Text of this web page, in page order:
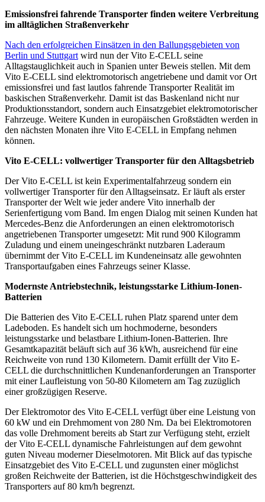
Emissionsfrei fahrende Transporter finden weitere Verbreitung
im alltäglichen Straßenverkehr
Nach den erfolgreichen Einsätzen in den Ballungsgebieten von
Berlin und Stuttgart wird nun der Vito E-CELL seine
Alltagstauglichkeit auch in Spanien unter Beweis stellen. Mit dem
Vito E-CELL sind elektromotorisch angetriebene und damit vor Ort
emissionsfrei und fast lautlos fahrende Transporter Realität im
baskischen Straßenverkehr. Damit ist das Baskenland nicht nur
Produktionsstandort, sondern auch Einsatzgebiet elektromotorischer
Fahrzeuge. Weitere Kunden in europäischen Großstädten werden in
den nächsten Monaten ihre Vito E-CELL in Empfang nehmen
können.
Vito E-CELL: vollwertiger Transporter für den Alltagsbetrieb
Der Vito E-CELL ist kein Experimentalfahrzeug sondern ein
vollwertiger Transporter für den Alltagseinsatz. Er läuft als erster
Transporter der Welt wie jeder andere Vito innerhalb der
Serienfertigung vom Band. Im engen Dialog mit seinen Kunden hat
Mercedes-Benz die Anforderungen an einen elektromotorisch
angetriebenen Transporter umgesetzt: Mit rund 900 Kilogramm
Zuladung und einem uneingeschränkt nutzbaren Laderaum
übernimmt der Vito E-CELL im Kundeneinsatz alle gewohnten
Transportaufgaben eines Fahrzeugs seiner Klasse.
Modernste Antriebstechnik, leistungsstarke Lithium-Ionen-
Batterien
Die Batterien des Vito E-CELL ruhen Platz sparend unter dem
Ladeboden. Es handelt sich um hochmoderne, besonders
leistungsstarke und belastbare Lithium-Ionen-Batterien. Ihre
Gesamtkapazität beläuft sich auf 36 kWh, ausreichend für eine
Reichweite von rund 130 Kilometern. Damit erfüllt der Vito E-
CELL die durchschnittlichen Kundenanforderungen an Transporter
mit einer Laufleistung von 50-80 Kilometern am Tag zuzüglich
einer großzügigen Reserve.
Der Elektromotor des Vito E-CELL verfügt über eine Leistung von
60 kW und ein Drehmoment von 280 Nm. Da bei Elektromotoren
das volle Drehmoment bereits ab Start zur Verfügung steht, erzielt
der Vito E-CELL dynamische Fahrleistungen auf dem gewohnt
guten Niveau moderner Dieselmotoren. Mit Blick auf das typische
Einsatzgebiet des Vito E-CELL und zugunsten einer möglichst
großen Reichweite der Batterien, ist die Höchstgeschwindigkeit des
Transporters auf 80 km/h begrenzt.